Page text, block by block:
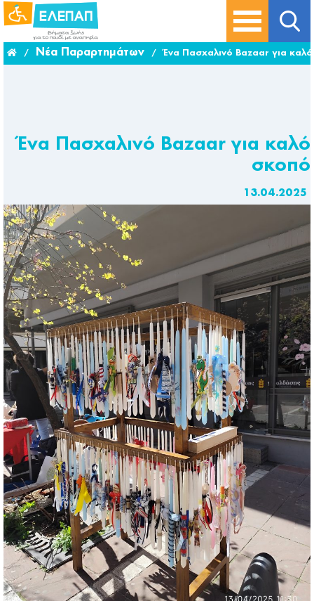
/ Νέα Παραρτημάτων / Ένα Πασχαλινό Bazaar για
Ένα Πασχαλινό Bazaar για καλό
σκοπό
13.04.2025